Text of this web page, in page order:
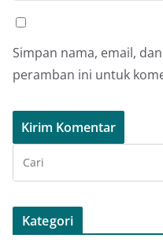
Simpan nama, email,
peramban ini untuk
Kategori